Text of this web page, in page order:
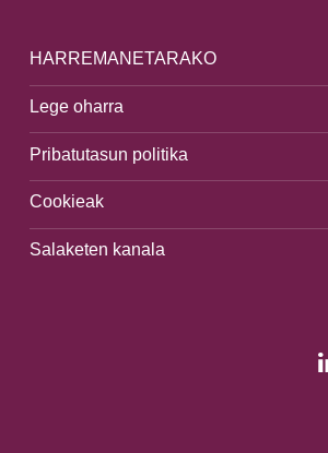
HARREMANETARAKO
Lege oharra
Pribatutasun politika
Cookieak
Salaketen kanala